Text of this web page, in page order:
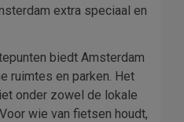
extra speciaal en
biedt Amsterdam
ruimtes en parken. Het
onder zowel de lokale
wie van fietsen houdt,